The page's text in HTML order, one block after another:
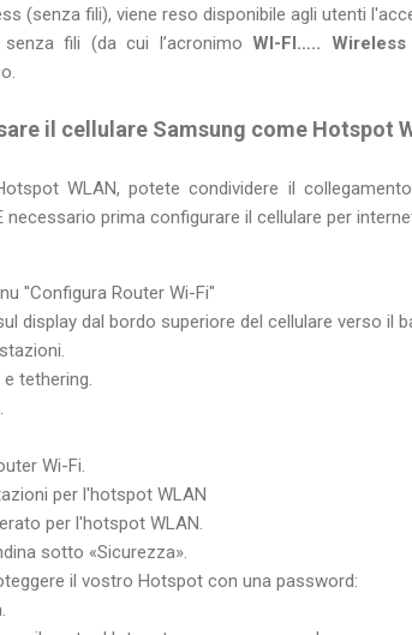
(senza fili), viene reso disponibile agli utenti
senza fili (da cui l’acronimo WI-FI…..
il cellulare Samsung come Hotspot
WLAN, potete condividere il
prima configurare il cellulare per
"Configura Router Wi-Fi"
display dal bordo superiore del cellulare verso il
tethering.
Wi-Fi.
per l'hotspot WLAN
per l'hotspot WLAN.
sotto «Sicurezza».
il vostro Hotspot con una password: